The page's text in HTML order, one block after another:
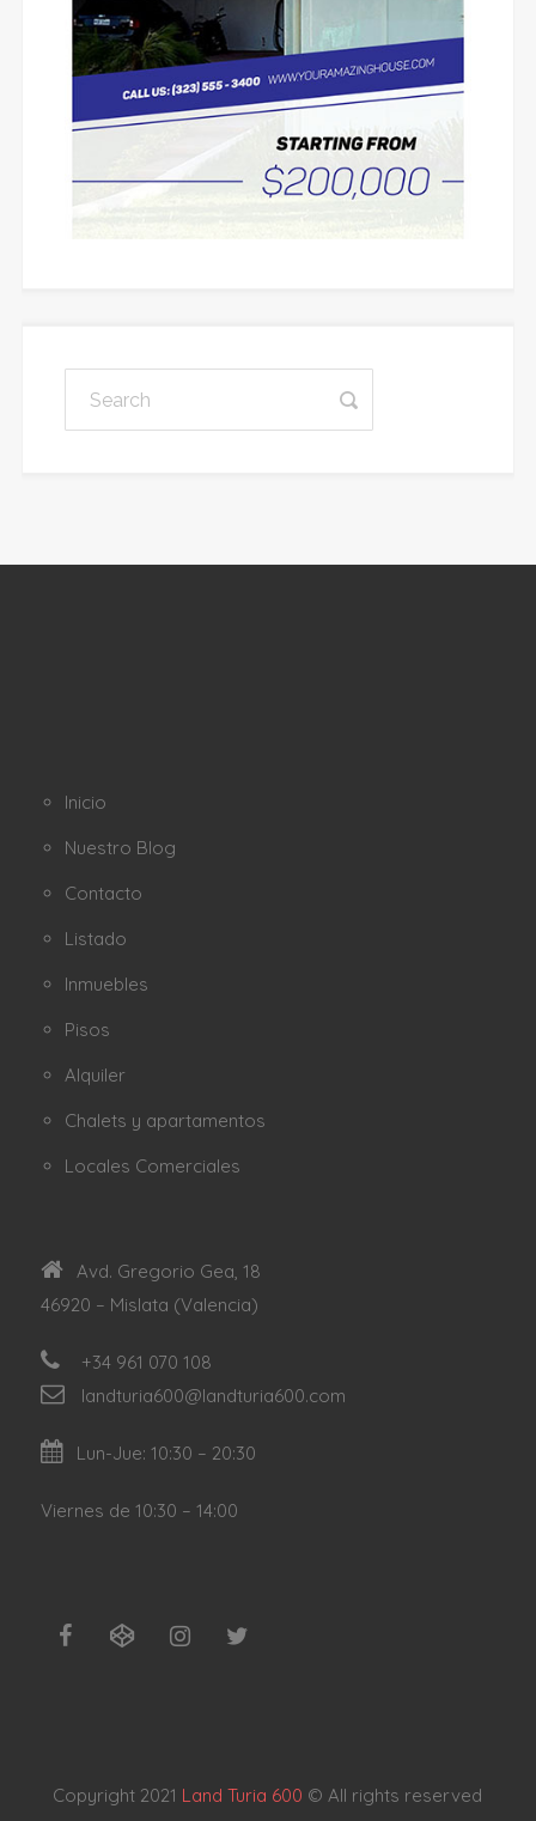
Inicio
Nuestro Blog
Contacto
Listado
Inmuebles
Pisos
Alquiler
Chalets y apartamentos
Locales Comerciales
Avd. Gregorio Gea, 18
46920 – Mislata (Valencia)
+34 961 070 108
landturia600@landturia600.com
Lun-Jue: 10:30 – 20:30
Viernes de 10:30 – 14:00
Copyright 2021 Land Turia 600 © All rights reserved